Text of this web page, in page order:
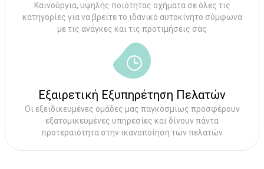
Καινούργια, υψηλής ποιότητας οχήματα σε όλες τις
κατηγορίες για να βρείτε το ιδανικό αυτοκίνητο σύμφωνα
με τις ανάγκες και τις προτιμήσεις σας
Εξαιρετική Εξυπηρέτηση Πελατών
Οι εξειδικευμένες ομάδες μας παγκοσμίως προσφέρουν
εξατομικευμένες υπηρεσίες και δίνουν πάντα
προτεραιότητα στην ικανοποίηση των πελατών